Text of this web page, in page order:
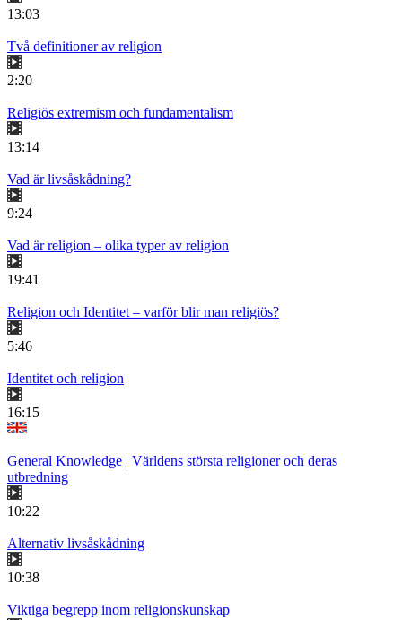
13:03
Två definitioner av religion
2:20
Religiös extremism och fundamentalism
13:14
Vad är livsåskådning?
9:24
Vad är religion – olika typer av religion
19:41
Religion och Identitet – varför blir man religiös?
5:46
Identitet och religion
16:15
General Knowledge | Världens största religioner och deras
utbredning
10:22
Alternativ livsåskådning
10:38
Viktiga begrepp inom religionskunskap